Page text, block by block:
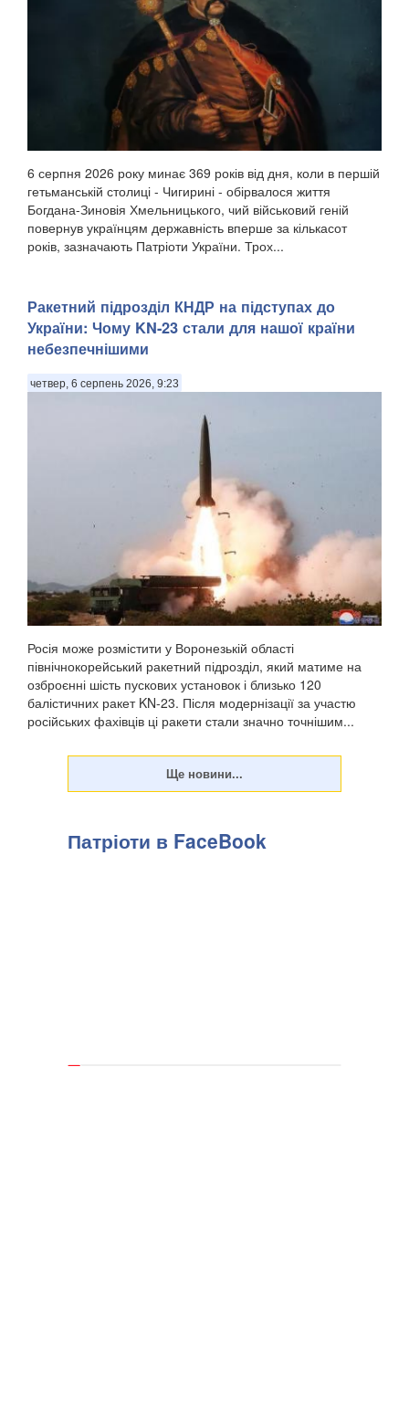
6 серпня 2026 року минає 369 років від дня, коли в першій
гетьманській столиці - Чигирині - обірвалося життя
Богдана-Зиновія Хмельницького, чий військовий геній
повернув українцям державність вперше за кількасот
років, зазначають Патріоти України. Трох...
Ракетний підрозділ КНДР на підступах до
України: Чому KN-23 стали для нашої країни
небезпечнішими
четвер, 6 серпень 2026, 9:23
Росія може розмістити у Воронезькій області
північнокорейський ракетний підрозділ, який матиме на
озброєнні шість пускових установок і близько 120
балістичних ракет KN-23. Після модернізації за участю
російських фахівців ці ракети стали значно точнішим...
Патріоти в FaceBook